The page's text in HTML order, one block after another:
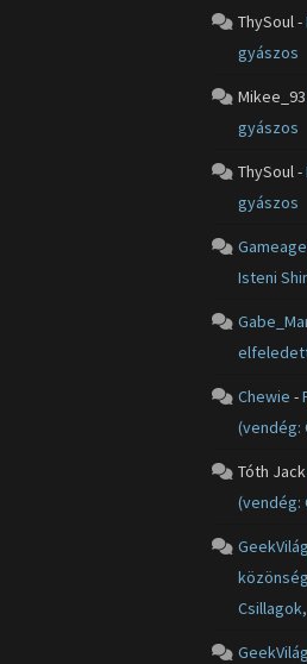
ThySoul-
gyászos
Mikee_93
gyászos
ThySoul-
gyászos
Isteni
Chewie -
(vendég:
Tóth Jack
(vendég: